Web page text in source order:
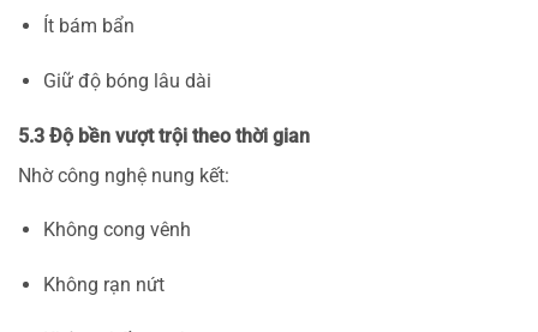
Ít bám bẩn
Giữ độ bóng lâu dài
5.3 Độ bền vượt trội theo thời gian
Nhờ công nghệ nung kết:
Không cong vênh
Không rạn nứt